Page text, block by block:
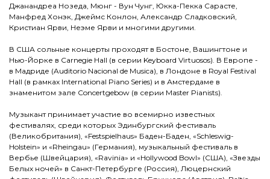
Джанандреа Нозеда, Мюнг - Вун Чунг, Юкка-Пекка Сарасте,
Манфред Хонэк, Джеймс Конлон, Александр Сладковский,
Кристиан Ярви, Неэме Ярви и многими другими.
В США сольные концерты проходят в Бостоне, Вашингтоне и
Нью-Йорке в Carnegie Hall (в серии Keyboard Virtuosos). В Европе -
в Мадриде (Auditorio Nacional de Musica), в Лондоне в Royal Festival
Hall (в рамках International Piano Series) и в Амстердаме в
знаменитом зале Concertgebow (в серии Master Pianists).
Музыкант принимает участие во всемирно известных
фестивалях, среди которых Эдинбургский фестиваль
(Великобритания), «Festspielhaus» Баден-Баден, «Schleswig-
Holstein» и «Rheingau» (Германия), музыкальный фестиваль в
Вербье (Швейцария), «Ravinia» и «Hollywood Bowl» (США), «Звезды
Белых ночей» в Санкт-Петербурге (Россия), Люцернский